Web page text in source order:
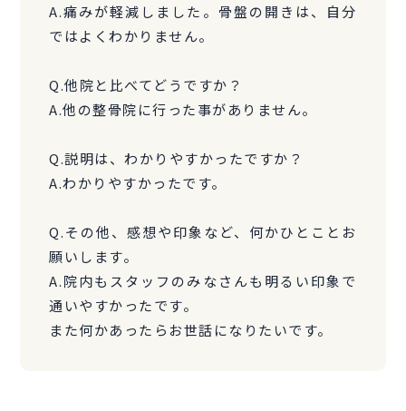
A.痛みが軽減しました。骨盤の開きは、自分
ではよくわかりません。
Q.他院と比べてどうですか？
A.他の整骨院に行った事がありません。
Q.説明は、わかりやすかったですか？
A.わかりやすかったです。
Q.その他、感想や印象など、何かひとことお
願いします。
A.院内もスタッフのみなさんも明るい印象で
通いやすかったです。
また何かあったらお世話になりたいです。